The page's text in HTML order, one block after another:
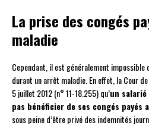
La prise des congés
maladie
Cependant, il est généralement impossible
durant un arrêt maladie. En effet, la Cour
5 juillet 2012 (n° 11-18.255) qu’un
pas bénéficier de ses congés
sous peine d’être privé des indemnités